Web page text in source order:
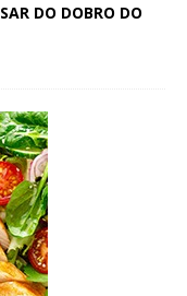
DO DOBRO DO